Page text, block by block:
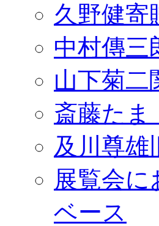
久野健寄
中村傳三
山下菊二
斎藤た
及川尊雄
展覧会
ベース